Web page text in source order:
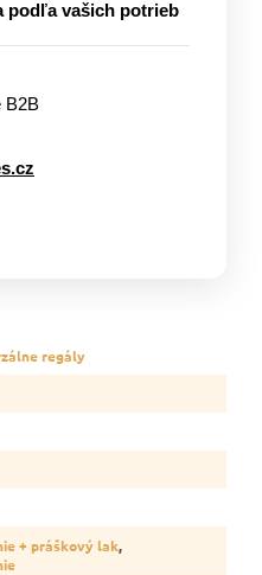
podľa vašich potrieb
B2B
regály
+ práškový lak,